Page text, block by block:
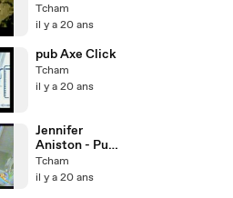
Tcham
il y a 20 ans
pub Axe Click
Tcham
il y a 20 ans
Jennifer
Aniston - Pub
Axe
Tcham
il y a 20 ans